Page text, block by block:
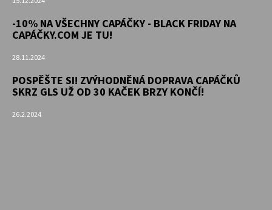
-10% NA VŠECHNY CAPÁČKY - BLACK FRIDAY NA
CAPÁČKY.COM JE TU!
28.11.2024
POSPĚŠTE SI! ZVÝHODNĚNÁ DOPRAVA CAPÁČKŮ
SKRZ GLS UŽ OD 30 KAČEK BRZY KONČÍ!
26.2.2024